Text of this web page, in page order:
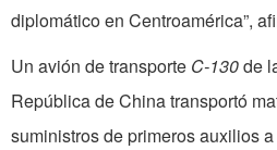
diplomático en Centroamérica”,
Un avión de transporte C-130de
República de China transportó
suministros de primeros auxilios